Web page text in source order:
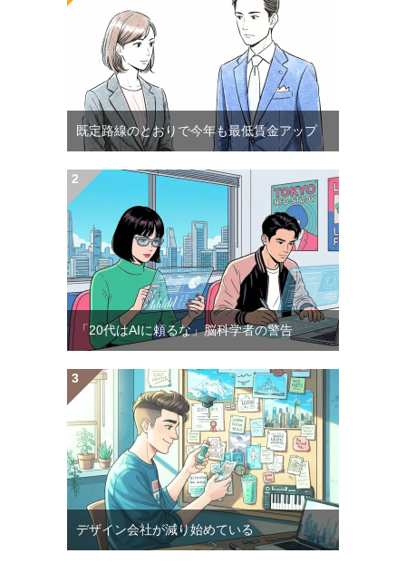
既定路線のとおりで今年も最低賃金アップ
「20代はAIに頼るな」脳科学者の警告
デザイン会社が減り始めている